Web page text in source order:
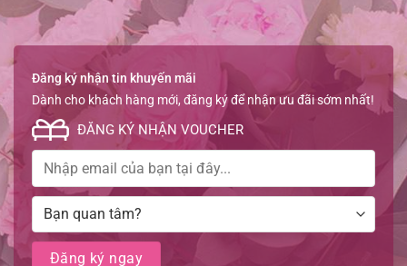
Đăng ký nhận tin khuyến mãi
Dành cho khách hàng mới, đăng ký để nhận ưu đãi sớm nhất!
ĐĂNG KÝ NHẬN VOUCHER